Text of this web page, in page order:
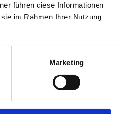
führen diese Informationen
im Rahmen Ihrer Nutzung
Marketing